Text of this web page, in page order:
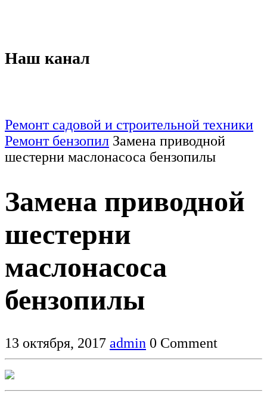
Наш канал
Ремонт садовой и строительной техники
Ремонт бензопил Замена приводной
шестерни маслонасоса бензопилы
Замена приводной
шестерни
маслонасоса
бензопилы
13 октября, 2017 admin 0 Comment